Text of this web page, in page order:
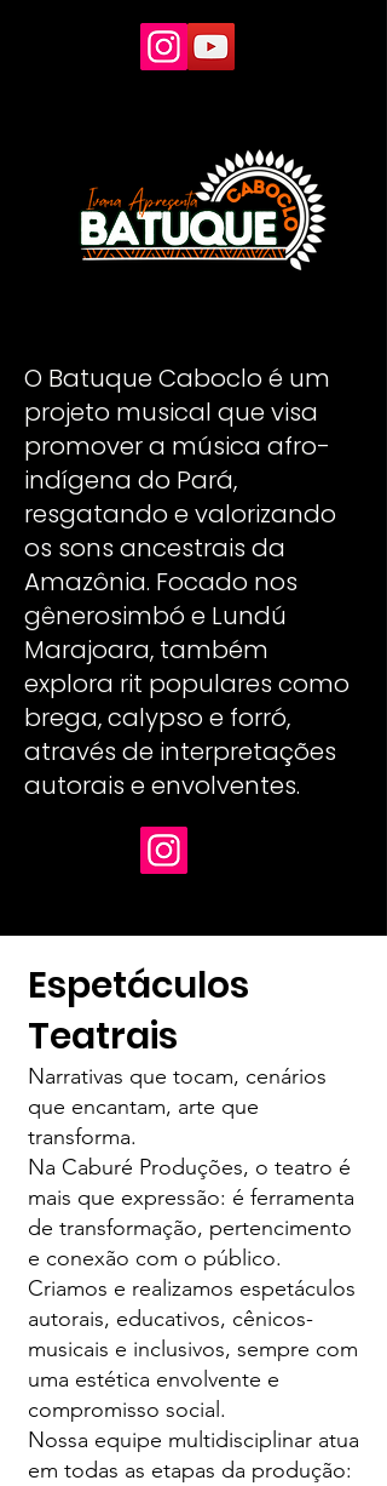
O Batuque Caboclo é um
projeto musical que visa
promover a música afro-
indígena do Pará,
resgatando e valorizando
os sons ancestrais da
Amazônia. Focado nos
gênerosimbó e Lundú
Marajoara, também
explora rit populares como
brega, calypso e forró,
através de interpretações
autorais e envolventes.
Espetáculos
Teatrais
Narrativas que tocam, cenários
que encantam, arte que
transforma.
Na Caburé Produções, o teatro é
mais que expressão: é ferramenta
de transformação, pertencimento
e conexão com o público.
Criamos e realizamos espetáculos
autorais, educativos, cênicos-
musicais e inclusivos, sempre com
uma estética envolvente e
compromisso social.
Nossa equipe multidisciplinar atua
em todas as etapas da produção: